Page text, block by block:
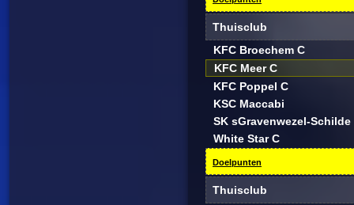
Thuisclub
KFC Broechem C
KFC Meer C
KFC Poppel C
KSC Maccabi
SK sGravenwezel-Schilde
White Star C
Doelpunten
Thuisclub